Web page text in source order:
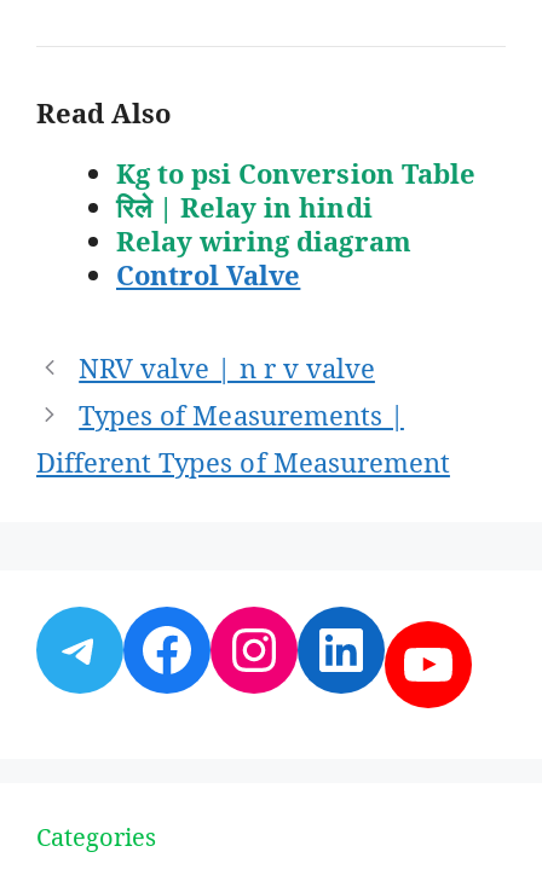
Read Also
Kg to psi Conversion Table
रिले | Relay in hindi
Relay wiring diagram
Control Valve
Post
navigation
NRV valve | n r v valve
Types of Measurements |
Different Types of Measurement
Telegram
Facebook
Instagram
Categories